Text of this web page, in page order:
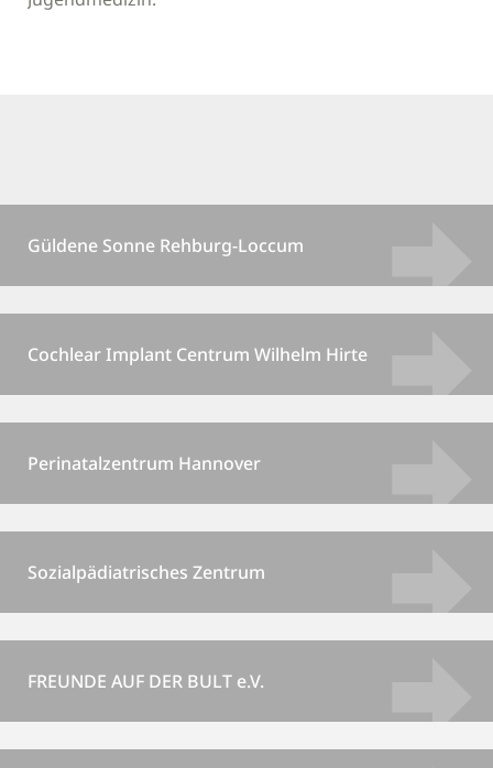
Güldene Sonne Rehburg-Loccum
Cochlear Implant Centrum Wilhelm Hirte
Perinatalzentrum Hannover
Sozialpädiatrisches Zentrum
FREUNDE AUF DER BULT e.V.